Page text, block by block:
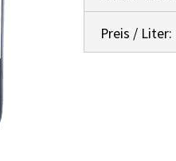
Preis / Liter: